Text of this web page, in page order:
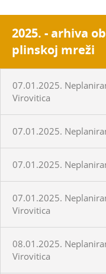
2025. - arhiva
plinskoj mreži
07.01.2025.
Virovitica
07.01.2025.
07.01.2025.
07.01.2025.
Virovitica
08.01.2025.
Virovitica